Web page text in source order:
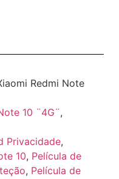
Redmi Note
10 ¨4G¨,
Privacidade,
10, Película de
, Película de